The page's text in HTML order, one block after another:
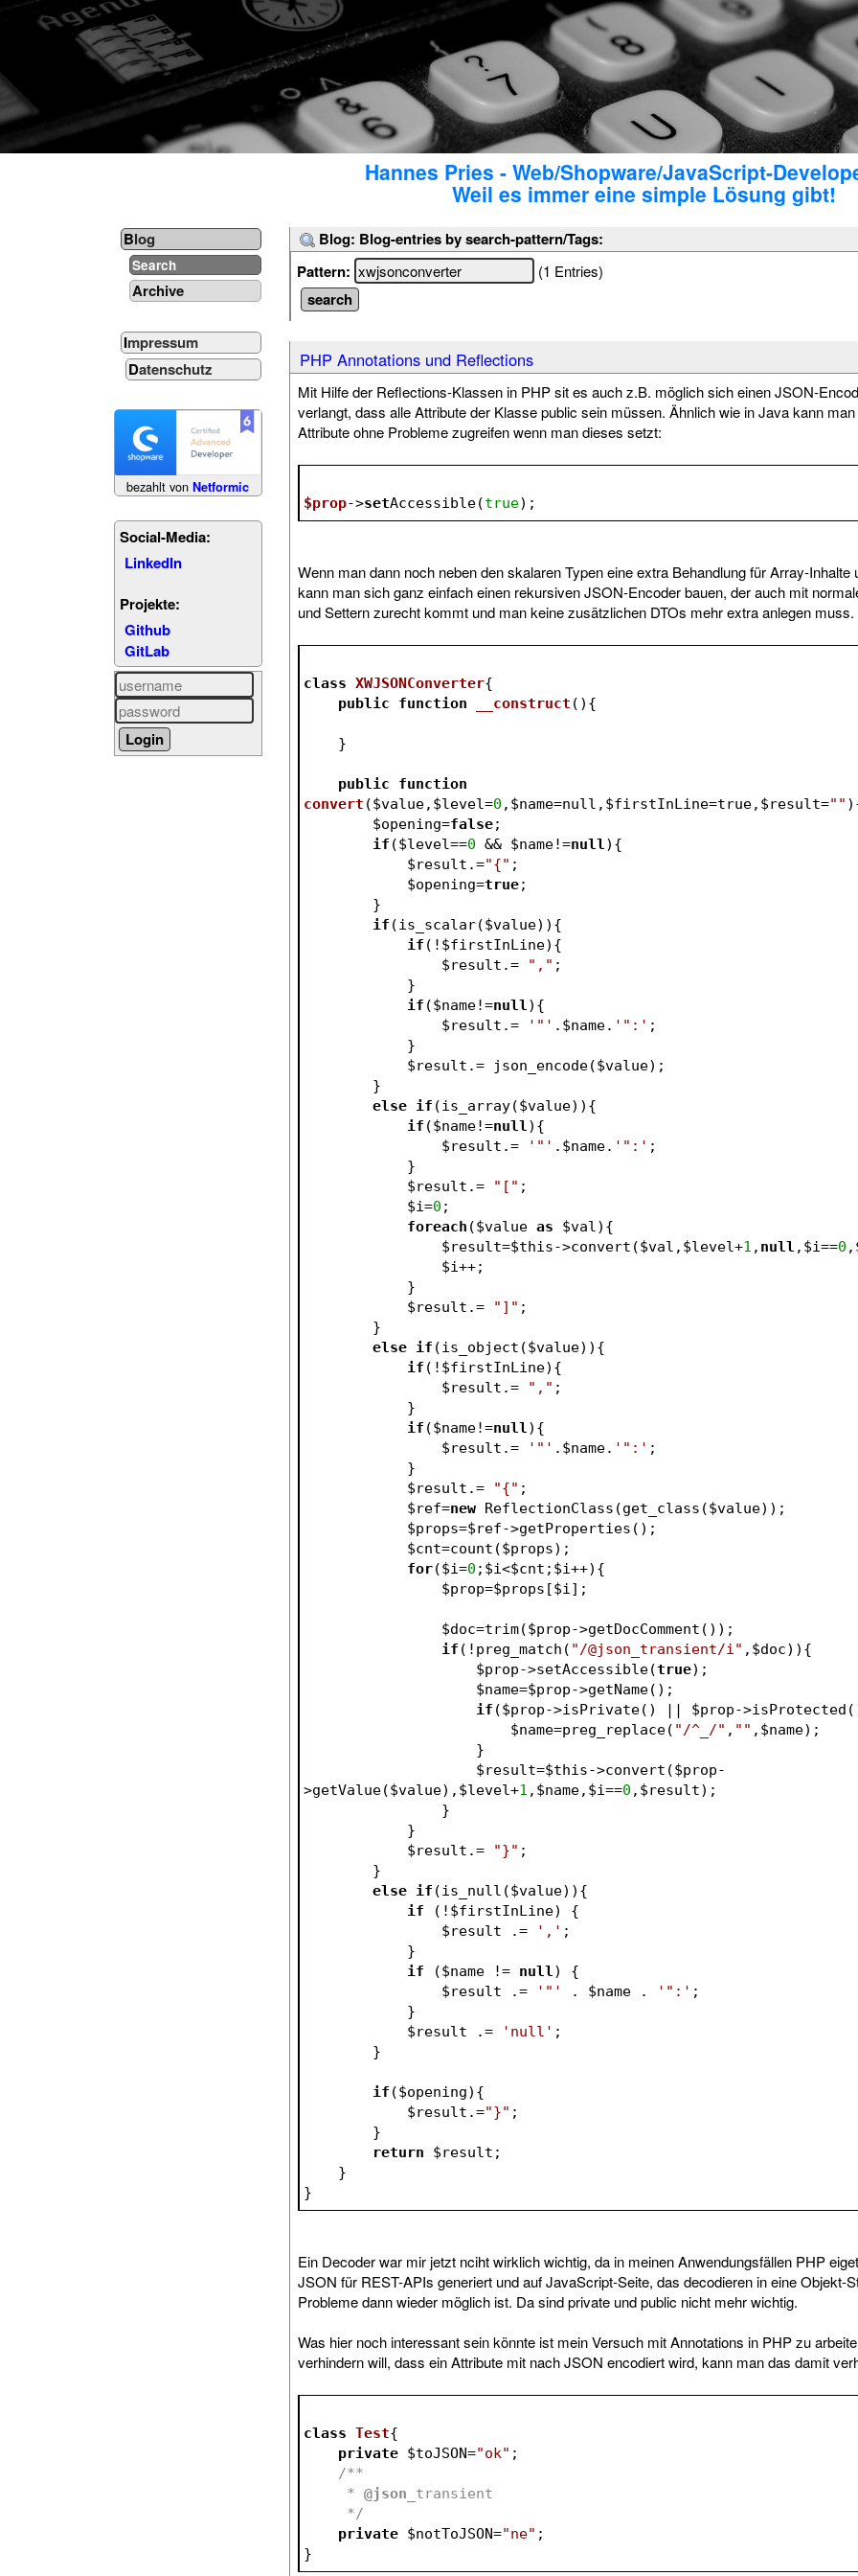
Hannes Pries - Web/Shopware/JavaScript-
Weil es immer eine simple Lösung gibt!
Blog
Search
Archive
Impressum
Datenschutz
bezahlt vonNetformic
Social-Media:
LinkedIn
Projekte:
Github
GitLab
Blog: Blog-entries by search-pattern/Tags:
Pattern:
(1 Entries)
PHP Annotations und Reflections
Mit Hilfe der Reflections-Klassen in PHP sit es auch z.B. möglich sich einen JSON-
verlangt, dass alle Attribute der Klasse public sein müssen. Ähnlich wie in Java kann
Attribute ohne Probleme zugreifen wenn man dieses setzt:
$prop->setAccessible(true);
Wenn man dann noch neben den skalaren Typen eine extra Behandlung für Array-Inhalte
kann man sich ganz einfach einen rekursiven JSON-Encoder bauen, der auch mit
und Settern zurecht kommt und man keine zusätzlichen DTOs mehr extra anlegen muss.
class XWJSONConverter{
public
function __construct () {
    }
public
function
convert ($value, $level=0 , $name=null, $firstInLine=true, $result="" )
$opening=false;
if ($level==0 && $name!=null ){
$result .="{" ;
$opening=true;
        }
if (is_scalar($value)){
if (! $firstInLine){
$result .= "," ;
            }
if ($name!=null ){
$result .= '"' . $name. '":' ;
            }
$result .= json_encode($value);
        }
else if (is_array($value)){
if ($name!=null ){
$result .= '"' . $name. '":' ;
            }
$result .= "[" ;
$i=0 ;
foreach ($value as $val ){
$result=$this->convert($val , $level+1 , null , $i==0 ,
$i++;
            }
$result .= "]" ;
        }
else if (is_object($value)){
if (! $firstInLine){
$result .= "," ;
            }
if ($name!=null ){
$result .= '"' . $name. '":' ;
            }
$result .= "{" ;
$ref=new ReflectionClass(get_class($value));
$props=$ref->getProperties();
$cnt=count($props);
for($i=0 ; $i<$cnt ; $i++){
$prop=$props [$i ];
$doc=trim($prop->getDocComment());
if (!preg_match( "/@json_transient/i" , $doc)){
$prop->setAccessible(true);
$name=$prop->getName();
if ($prop->isPrivate() || $prop-
$name=preg_replace( "/^_/" , "" , $name);
                    }
$result=$this->convert($prop-
>getValue($value), $level+1 , $name, $i==0 , $result);
                }
            }
$result .= "}" ;
        }
else if (is_null($value)){
if (! $firstInLine) {
$result .= ',' ;
            }
if ($name != null ) {
$result .= '"' . $name . '":' ;
            }
$result .= 'null' ;
        }
if ($opening){
$result .="}" ;
        }
return
$result ;
    }
}
Ein Decoder war mir jetzt nciht wirklich wichtig, da in meinen Anwendungsfällen PHP
JSON für REST-APIs generiert und auf JavaScript-Seite, das decodieren in eine Objekt-
Probleme dann wieder möglich ist. Da sind private und public nicht mehr wichtig.
Was hier noch interessant sein könnte ist mein Versuch mit Annotations in PHP zu
verhindern will, dass ein Attribute mit nach JSON encodiert wird, kann man das damit
class Test{
private $toJSON="ok" ;
/**
     *
@json _transient
     */
private $notToJSON="ne" ;
}